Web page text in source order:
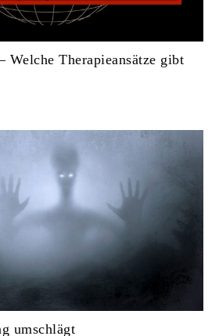
Welche Therapieansätze gibt
umschlägt